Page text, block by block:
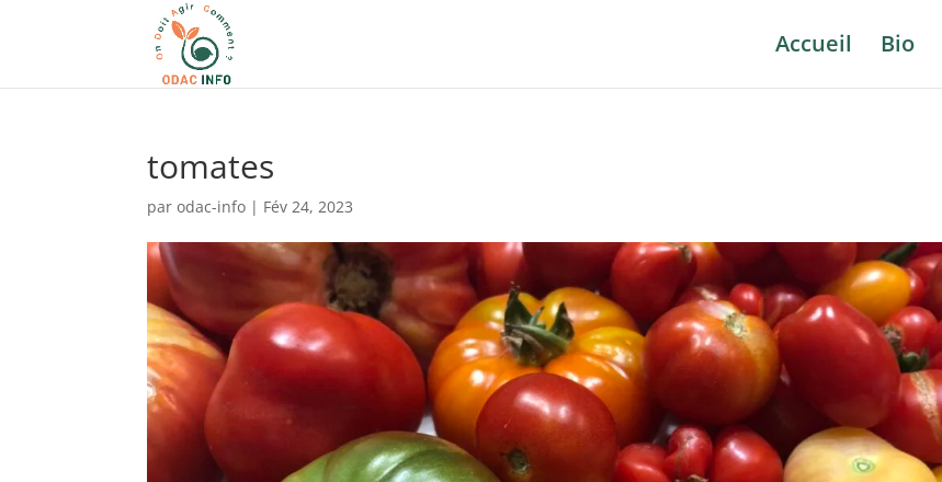
Accueil Bio
tomates
parodac-info | Fév 24, 2023